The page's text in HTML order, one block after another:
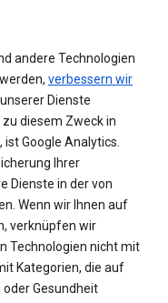
andere Technologien
verbessern wir
Dienste
diesem Zweck in
Google Analytics.
Ihrer
Dienste in der von
Wenn wir Ihnen auf
verknüpfen wir
Technologien nicht mit
Kategorien, die auf
oder Gesundheit